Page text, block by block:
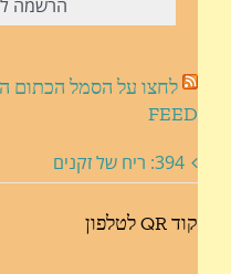
FEED
394: ריח של זקנים
קוד QR לטלפון